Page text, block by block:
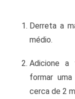
Derreta a
médio.
Adicione
formar uma
cerca de 2